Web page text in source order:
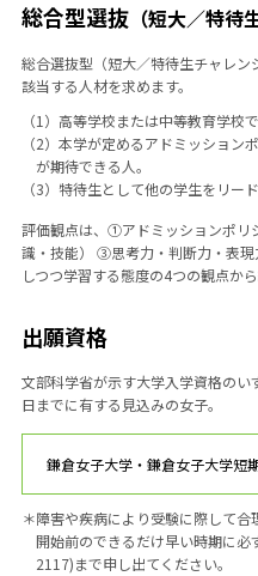
総合型選抜（短大／特待
総合選抜型（短大／特待生チャレ
該当する人材を求めます。
（1）高等学校または中等教育学校
（2）本学が定めるアドミッション
が期待できる人。
（3）特待生として他の学生をリー
評価観点は、①アドミッションポリ
識・技能） ③思考力・判断力・表
しつつ学習する態度の4つの観点か
出願資格
文部科学省が示す大学入学資格の
日までに有する見込みの女子。
鎌倉女子大学・鎌倉女子大学短
＊障害や疾病により受験に際して
開始前のできるだけ早い時期に
2117)まで申し出てください。